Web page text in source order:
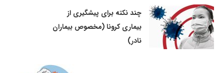
چند نکته برای پیشگیری از
بیماری کرونا (مخصوص بیماران
نادر)